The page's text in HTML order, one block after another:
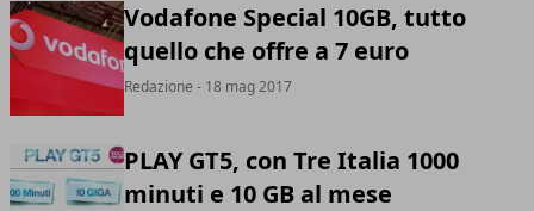
Vodafone Special 10GB, tutto
quello che offre a 7 euro
Redazione - 18 mag 2017
PLAY GT5, con Tre Italia 1000
minuti e 10 GB al mese